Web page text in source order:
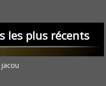
les plus récents
jacou